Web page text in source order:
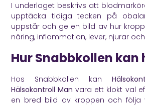
I underlaget beskrivs att
upptäcka tidiga tecken på
uppstår och ge en bild av hur
näring, inflammation, lever, njurar
Hur Snabbkollen kan
Hos Snabbkollen kan
Hälsokontroll Man vara ett klokt val
en bred bild av kroppen och följa